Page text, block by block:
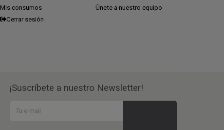
Mis consumos
Cerrar sesión
Únete a nuestro equipo
¡Suscríbete a nuestro Newsletter!